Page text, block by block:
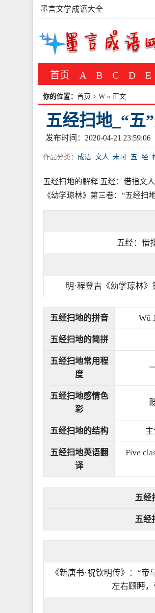
墨言文学成语大全
首页 A B C D E
你的位置： 首页 > W » 正文
五经扫地_“五
发布时间：2020-04-21 23:59:06
作品分类： 成语 文人 未可 五 经
五经扫地的解释 五经：借指文
《幼学琼林》第三卷：“五经
五经：借
明·程登吉《幼学琼林
五经扫地的拼音 Wǔ
五经扫地的简拼
五经扫地常用程
度
五经扫地感情色
彩
五经扫地的结构
五经扫地英语翻
译
Five
五经
五经
《新唐书·祝钦明传》：“
左右顾眄